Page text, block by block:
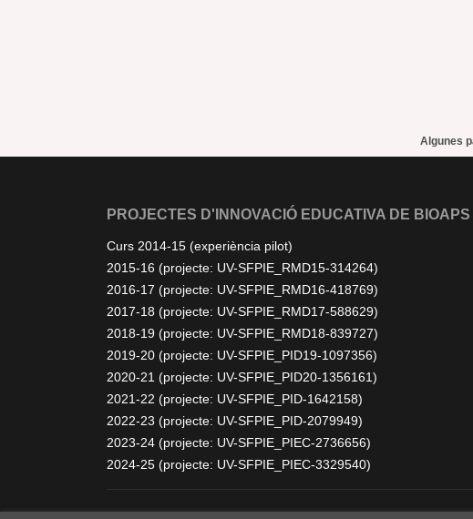
Algunes
PROJECTES D'INNOVACIÓ EDUCATIVA DE BIOAPS
Curs 2014-15 (experiència pilot)
2015-16 (projecte: UV-SFPIE_RMD15-314264)
2016-17 (projecte: UV-SFPIE_RMD16-418769)
2017-18 (projecte: UV-SFPIE_RMD17-588629)
2018-19 (projecte: UV-SFPIE_RMD18-839727)
2019-20 (projecte: UV-SFPIE_PID19-1097356)
2020-21 (projecte: UV-SFPIE_PID20-1356161)
2021-22 (projecte: UV-SFPIE_PID-1642158)
2022-23 (projecte: UV-SFPIE_PID-2079949)
2023-24 (projecte: UV-SFPIE_PIEC-2736656)
2024-25 (projecte: UV-SFPIE_PIEC-3329540)